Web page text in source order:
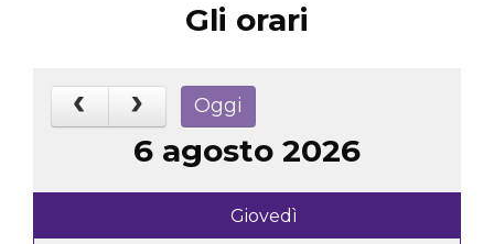
Gli orari
Oggi
6 agosto 2026
Giovedì